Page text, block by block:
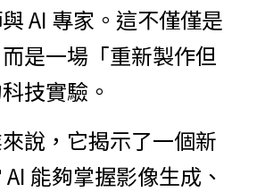
AI 專家。這不僅僅是
是一場「重新製作但
技實驗。
說，它揭示了一個新
能夠掌握影像生成、